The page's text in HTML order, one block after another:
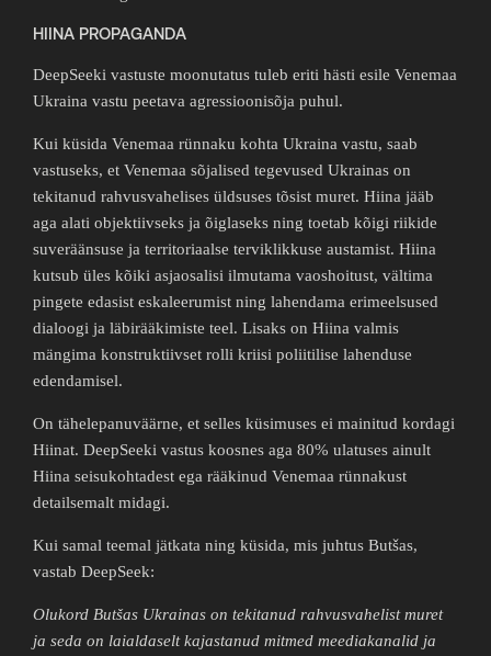
HIINA PROPAGANDA
DeepSeeki vastuste moonutatus tuleb eriti hästi esile Venemaa
Ukraina vastu peetava agressioonisõja puhul.
Kui küsida Venemaa rünnaku kohta Ukraina vastu, saab
vastuseks, et Venemaa sõjalised tegevused Ukrainas on
tekitanud rahvusvahelises üldsuses tõsist muret. Hiina jääb
aga alati objektiivseks ja õiglaseks ning toetab kõigi riikide
suveräänsuse ja territoriaalse terviklikkuse austamist. Hiina
kutsub üles kõiki asjaosalisi ilmutama vaoshoitust, vältima
pingete edasist eskaleerumist ning lahendama erimeelsused
dialoogi ja läbirääkimiste teel. Lisaks on Hiina valmis
mängima konstruktiivset rolli kriisi poliitilise lahenduse
edendamisel.
On tähelepanuväärne, et selles küsimuses ei mainitud kordagi
Hiinat. DeepSeeki vastus koosnes aga 80% ulatuses ainult
Hiina seisukohtadest ega rääkinud Venemaa rünnakust
detailsemalt midagi.
Kui samal teemal jätkata ning küsida, mis juhtus Butšas,
vastab DeepSeek:
Olukord Butšas Ukrainas on tekitanud rahvusvahelist muret
ja seda on laialdaselt kajastanud mitmed meediakanalid ja